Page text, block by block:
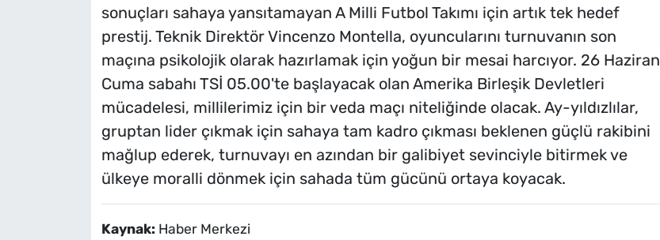
sonuçları sahaya yansıtamayan A Milli Futbol Takımı için artık tek hedef
prestij. Teknik Direktör Vincenzo Montella, oyuncularını turnuvanın son
maçına psikolojik olarak hazırlamak için yoğun bir mesai harcıyor. 26 Haziran
Cuma sabahı TSİ 05.00'te başlayacak olan Amerika Birleşik Devletleri
mücadelesi, millilerimiz için bir veda maçı niteliğinde olacak. Ay-yıldızlılar,
gruptan lider çıkmak için sahaya tam kadro çıkması beklenen güçlü rakibini
mağlup ederek, turnuvayı en azından bir galibiyet sevinciyle bitirmek ve
ülkeye moralli dönmek için sahada tüm gücünü ortaya koyacak.
Kaynak: Haber Merkezi